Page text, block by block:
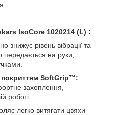
IsoCore 1020214 (L) :
знижує рівень вібрації та
на руки,
покриттям SoftGrip™:
захоплення,
роботі.
легко витягати цвяхи